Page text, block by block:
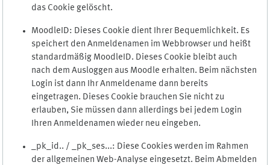
das Cookie gelöscht.
MoodleID: Dieses Cookie dient Ihrer Bequemlichkeit. Es
speichert den Anmeldenamen im Webbrowser und heißt
standardmäßig MoodleID. Dieses Cookie bleibt auch
nach dem Ausloggen aus Moodle erhalten. Beim nächsten
Login ist dann Ihr Anmeldename dann bereits
eingetragen. Dieses Cookie brauchen Sie nicht zu
erlauben, Sie müssen dann allerdings bei jedem Login
Ihren Anmeldenamen wieder neu eingeben.
_pk_id.. / _pk_ses...: Diese Cookies werden im Rahmen
der allgemeinen Web-Analyse eingesetzt. Beim Abmelden